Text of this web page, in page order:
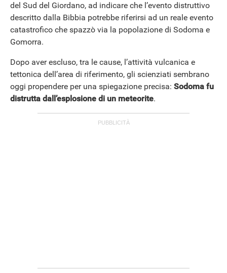
del Sud del Giordano, ad indicare che l’evento distruttivo
descritto dalla Bibbia potrebbe riferirsi ad un reale evento
catastrofico che spazzò via la popolazione di Sodoma e
Gomorra.
Dopo aver escluso, tra le cause, l’attività vulcanica e
tettonica dell’area di riferimento, gli scienziati sembrano
oggi propendere per una spiegazione precisa: Sodoma fu
distrutta dall’esplosione di un meteorite.